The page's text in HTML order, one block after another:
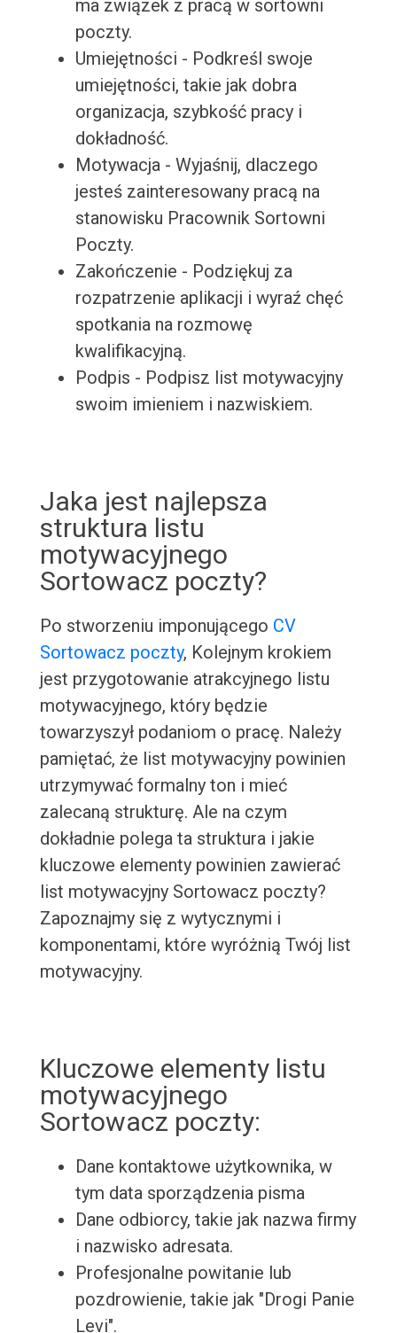
ma związek z pracą w sortowni
poczty.
Umiejętności - Podkreśl swoje
umiejętności, takie jak dobra
organizacja, szybkość pracy i
dokładność.
Motywacja - Wyjaśnij, dlaczego
jesteś zainteresowany pracą na
stanowisku Pracownik Sortowni
Poczty.
Zakończenie - Podziękuj za
rozpatrzenie aplikacji i wyraź chęć
spotkania na rozmowę
kwalifikacyjną.
Podpis - Podpisz list motywacyjny
swoim imieniem i nazwiskiem.
Jaka jest najlepsza
struktura listu
motywacyjnego
Sortowacz poczty?
Po stworzeniu imponującego CV
Sortowacz poczty, Kolejnym krokiem
jest przygotowanie atrakcyjnego listu
motywacyjnego, który będzie
towarzyszył podaniom o pracę. Należy
pamiętać, że list motywacyjny powinien
utrzymywać formalny ton i mieć
zalecaną strukturę. Ale na czym
dokładnie polega ta struktura i jakie
kluczowe elementy powinien zawierać
list motywacyjny Sortowacz poczty?
Zapoznajmy się z wytycznymi i
komponentami, które wyróżnią Twój list
motywacyjny.
Kluczowe elementy listu
motywacyjnego
Sortowacz poczty:
Dane kontaktowe użytkownika, w
tym data sporządzenia pisma
Dane odbiorcy, takie jak nazwa firmy
i nazwisko adresata.
Profesjonalne powitanie lub
pozdrowienie, takie jak "Drogi Panie
Levi".